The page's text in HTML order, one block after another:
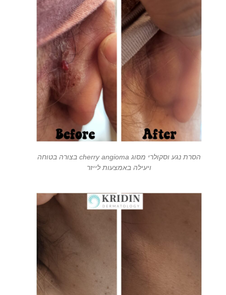
הסרת נגע וסקולרי מסוג cherry angioma בצורה בטוחה
ויעילה באמצעות לייזר